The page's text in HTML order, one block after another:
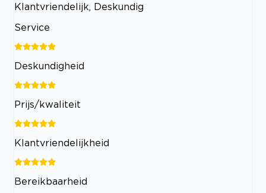
Klantvriendelijk, Deskundig
Service
Deskundigheid
Prijs/kwaliteit
Klantvriendelijkheid
Bereikbaarheid